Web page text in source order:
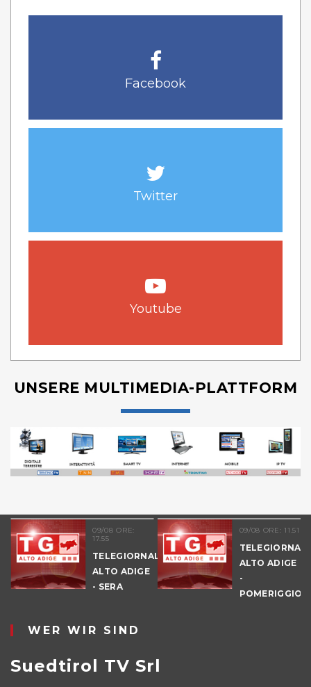
Facebook
Twitter
Youtube
UNSERE MULTIMEDIA-PLATTFORM
09/08 ORE:
17.55
TELEGIORNALE
ALTO ADIGE
- SERA
09/08 ORE: 11.51
ALTO ADIGE
-
POMERIGGIO
WER WIR SIND
Suedtirol TV Srl